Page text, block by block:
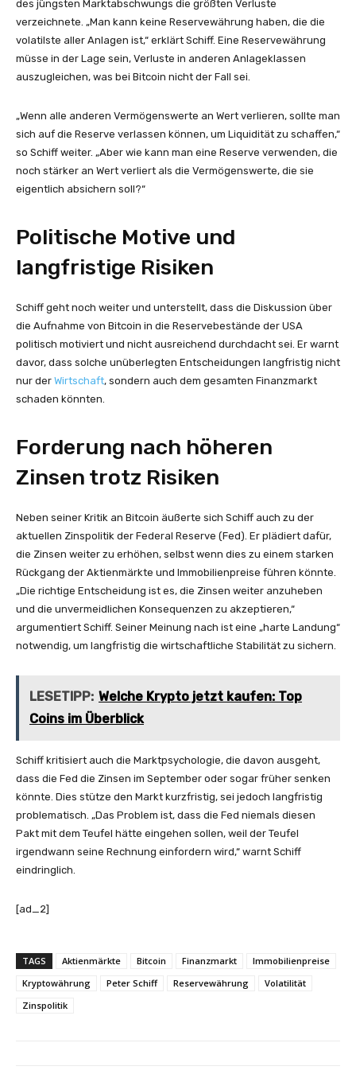
des jüngsten Marktabschwungs die größten Verluste
verzeichnete. „Man kann keine Reservewährung haben, die die
volatilste aller Anlagen ist,“ erklärt Schiff. Eine Reservewährung
müsse in der Lage sein, Verluste in anderen Anlageklassen
auszugleichen, was bei Bitcoin nicht der Fall sei.
„Wenn alle anderen Vermögenswerte an Wert verlieren, sollte man
sich auf die Reserve verlassen können, um Liquidität zu schaffen,“
so Schiff weiter. „Aber wie kann man eine Reserve verwenden, die
noch stärker an Wert verliert als die Vermögenswerte, die sie
eigentlich absichern soll?“
Politische Motive und
langfristige Risiken
Schiff geht noch weiter und unterstellt, dass die Diskussion über
die Aufnahme von Bitcoin in die Reservebestände der USA
politisch motiviert und nicht ausreichend durchdacht sei. Er warnt
davor, dass solche unüberlegten Entscheidungen langfristig nicht
nur der Wirtschaft, sondern auch dem gesamten Finanzmarkt
schaden könnten.
Forderung nach höheren
Zinsen trotz Risiken
Neben seiner Kritik an Bitcoin äußerte sich Schiff auch zu der
aktuellen Zinspolitik der Federal Reserve (Fed). Er plädiert dafür,
die Zinsen weiter zu erhöhen, selbst wenn dies zu einem starken
Rückgang der Aktienmärkte und Immobilienpreise führen könnte.
„Die richtige Entscheidung ist es, die Zinsen weiter anzuheben
und die unvermeidlichen Konsequenzen zu akzeptieren,“
argumentiert Schiff. Seiner Meinung nach ist eine „harte Landung“
notwendig, um langfristig die wirtschaftliche Stabilität zu sichern.
LESETIPP: Welche Krypto jetzt kaufen: Top
Coins im Überblick
Schiff kritisiert auch die Marktpsychologie, die davon ausgeht,
dass die Fed die Zinsen im September oder sogar früher senken
könnte. Dies stütze den Markt kurzfristig, sei jedoch langfristig
problematisch. „Das Problem ist, dass die Fed niemals diesen
Pakt mit dem Teufel hätte eingehen sollen, weil der Teufel
irgendwann seine Rechnung einfordern wird,“ warnt Schiff
eindringlich.
[ad_2]
TAGS Aktienmärkte Bitcoin Finanzmarkt
Immobilienpreise
Kryptowährung
Peter Schiff Reservewährung
Volatilität
Zinspolitik